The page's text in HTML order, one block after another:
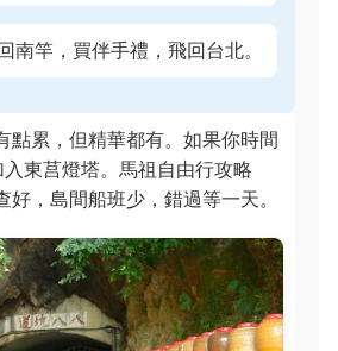
南竿，買伴手禮，飛回台北。
點累，但精華都有。如果你時間
東莒燈塔。馬祖自由行攻略
好，島間船班少，錯過等一天。